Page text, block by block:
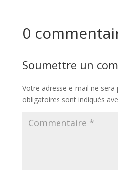
0
Soumettre un
Votre adresse e-mail ne sera
obligatoires sont indiqués